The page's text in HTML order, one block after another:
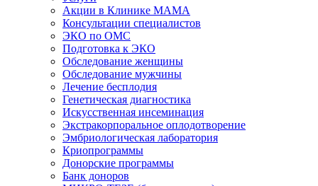
Акции в Клинике МАМА
Консультации специалистов
ЭКО по ОМС
Подготовка к ЭКО
Обследование женщины
Обследование мужчины
Лечение бесплодия
Генетическая диагностика
Искусственная инсеминация
Экстракорпоральное оплодотворение
Эмбриологическая лаборатория
Криопрограммы
Донорские программы
Банк доноров